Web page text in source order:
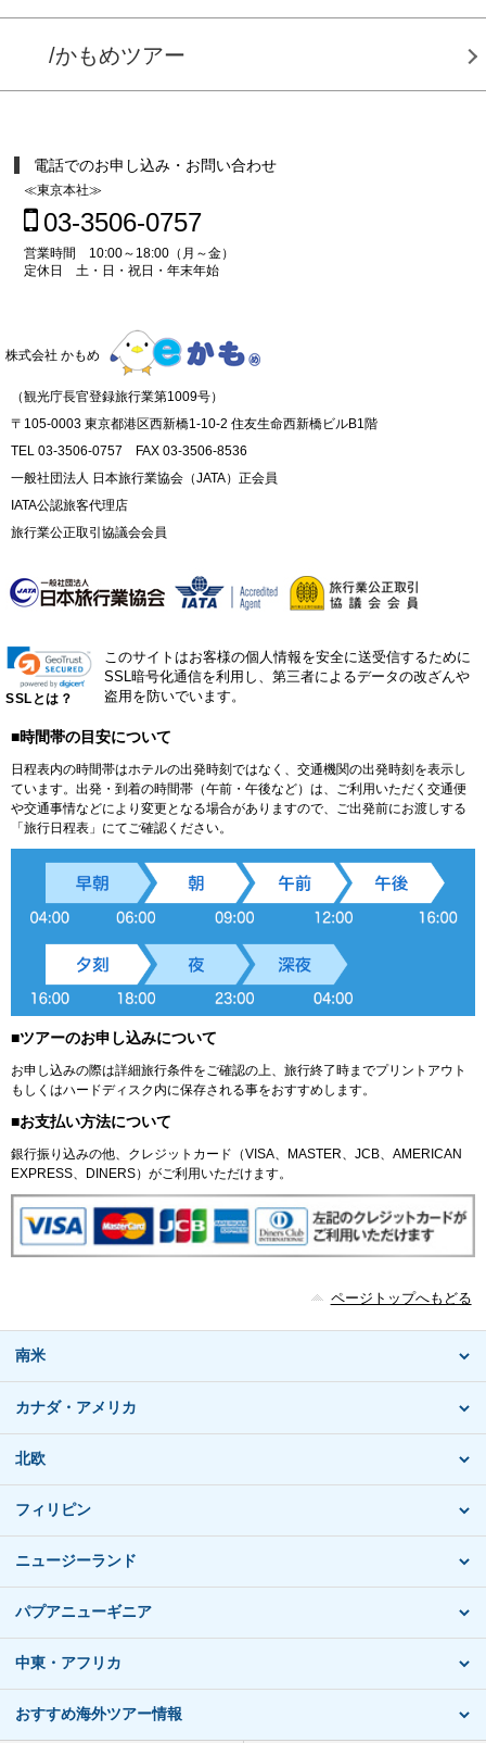
/かもめツアー
電話でのお申し込み・お問い合わせ
≪東京本社≫
03-3506-0757
営業時間 10:00～18:00（月～金）
定休日 土・日・祝日・年末年始
株式会社 かもめ
（観光庁長官登録旅行業第1009号）
〒105-0003 東京都港区西新橋1-10-2 住友生命西新橋ビルB1階
TEL 03-3506-0757 FAX 03-3506-8536
一般社団法人 日本旅行業協会（JATA）正会員
IATA公認旅客代理店
旅行業公正取引協議会会員
SSLとは？
このサイトはお客様の個人情報を安全に送受信するために
SSL暗号化通信を利用し、第三者によるデータの改ざんや
盗用を防いでいます。
■時間帯の目安について
日程表内の時間帯はホテルの出発時刻ではなく、交通機関の出発時刻を表示し
ています。出発・到着の時間帯（午前・午後など）は、ご利用いただく交通便
や交通事情などにより変更となる場合がありますので、ご出発前にお渡しする
「旅行日程表」にてご確認ください。
■ツアーのお申し込みについて
お申し込みの際は詳細旅行条件をご確認の上、旅行終了時までプリントアウト
もしくはハードディスク内に保存される事をおすすめします。
■お支払い方法について
銀行振り込みの他、クレジットカード（VISA、MASTER、JCB、AMERICAN
EXPRESS、DINERS）がご利用いただけます。
ページトップへもどる
南米
カナダ・アメリカ
北欧
フィリピン
ニュージーランド
パプアニューギニア
中東・アフリカ
おすすめ海外ツアー情報